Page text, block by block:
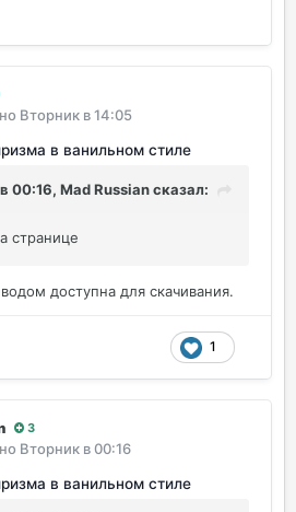
Вторник в 14:05
в ванильном стиле
00:16, Mad Russianсказал:
странице
доступна для скачивания.
1
3
Вторник в 00:16
в ванильном стиле